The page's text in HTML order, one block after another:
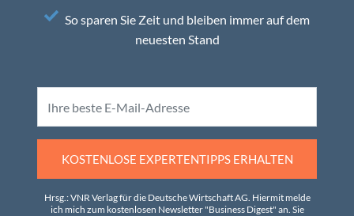
So sparen Sie Zeit und bleiben immer auf dem
neuesten Stand
KOSTENLOSE EXPERTENTIPPS ERHALTEN
Hrsg.: VNR Verlag für die Deutsche Wirtschaft AG. Hiermit melde
ich mich zum kostenlosen Newsletter "Business Digest" an. Sie